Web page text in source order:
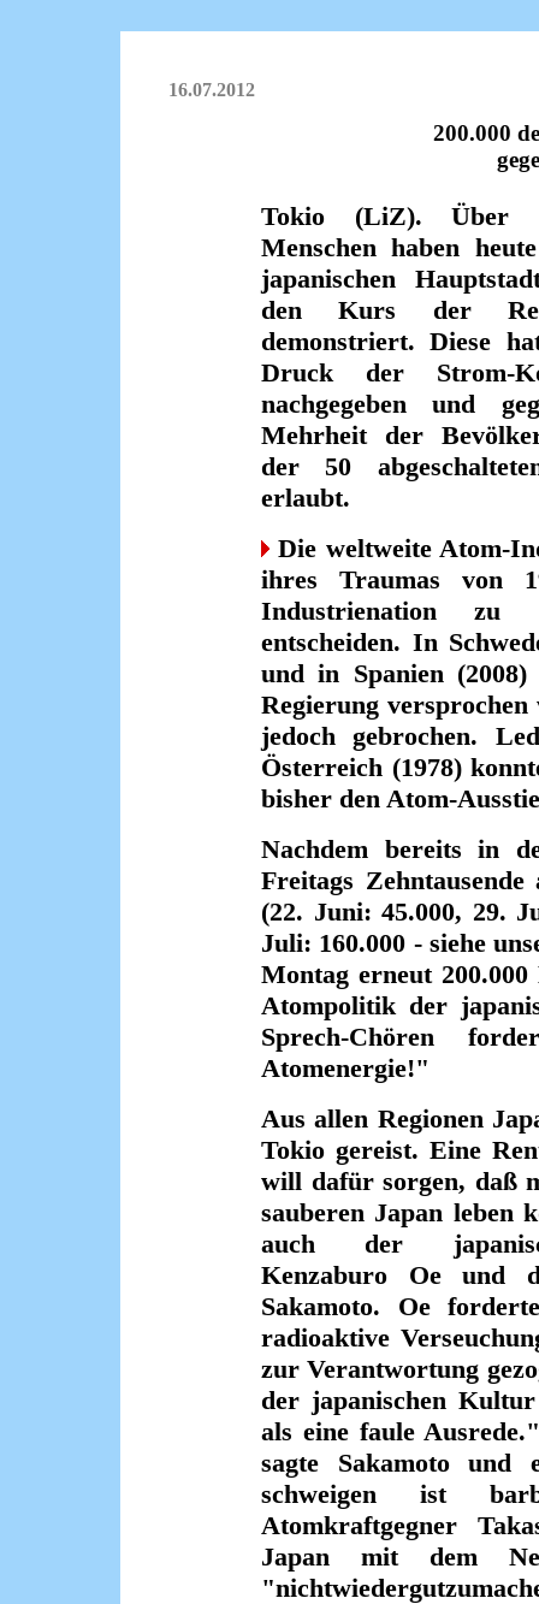
16.07.2012
200.000
Tokio (LiZ). Über
Menschen haben
japanischen
den Kurs der
demonstriert. Diese
Druck der Strom-
nachgegeben und
Mehrheit der
der 50
erlaubt.
Die weltweite Atom-
ihres Traumas von
Industrienation zu
entscheiden. In
und in Spanien
Regierung
jedoch gebrochen.
Österreich (1978)
bisher den Atom-
Nachdem bereits in
Freitags
(22. Juni: 45.000, 29.
Juli: 160.000 - siehe
Montag erneut 200.000
Atompolitik der
Sprech-Chören
Atomenergie!"
Aus allen Regionen
Tokio gereist. Eine
will dafür sorgen, daß
sauberen Japan leben
auch der
Kenzaburo Oe und
Sakamoto. Oe
radioaktive
zur Verantwortung
der japanischen
als eine faule
sagte Sakamoto und
schweigen ist
Atomkraftgegner
Japan mit dem